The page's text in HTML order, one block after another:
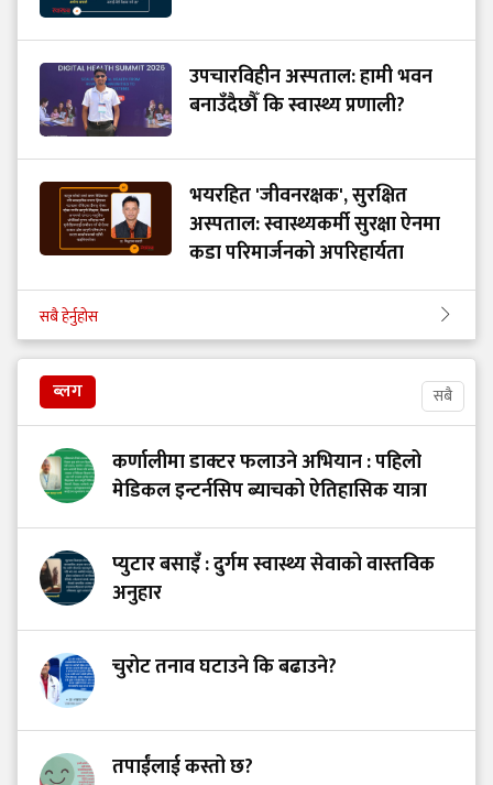
उपचारविहीन अस्पताल: हामी भवन
बनाउँदैछौँ कि स्वास्थ्य प्रणाली?
भयरहित 'जीवनरक्षक', सुरक्षित
अस्पताल: स्वास्थ्यकर्मी सुरक्षा ऐनमा
कडा परिमार्जनको अपरिहार्यता
सबै हेर्नुहोस
ब्लग सबै
कर्णालीमा डाक्टर फलाउने अभियान : पहिलो
मेडिकल इन्टर्नसिप ब्याचको ऐतिहासिक यात्रा
प्युटार बसाइँ : दुर्गम स्वास्थ्य सेवाको वास्तविक
अनुहार
चुरोट तनाव घटाउने कि बढाउने?
तपाईंलाई कस्तो छ?